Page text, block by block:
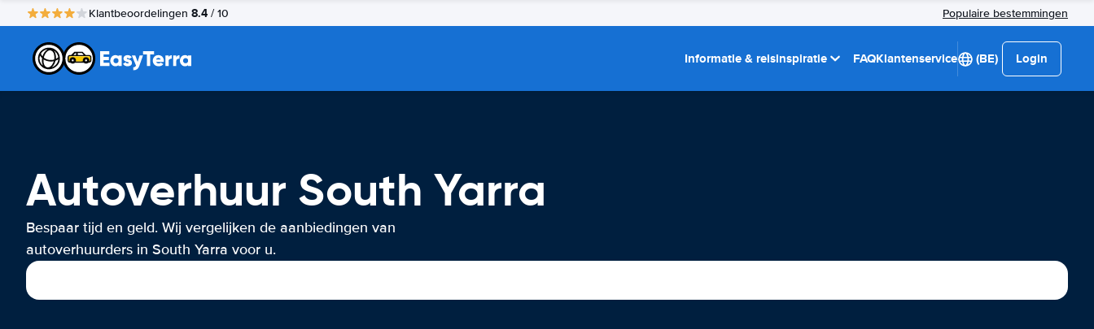
Klantbeoordelingen 8.4 / 10 Populaire bestemmingen
Informatie & reisinspiratie FAQKlantenservice (BE) Login
Autoverhuur South Yarra
Bespaar tijd en geld. Wij vergelijken de aanbiedingen van
autoverhuurders in South Yarra voor u.